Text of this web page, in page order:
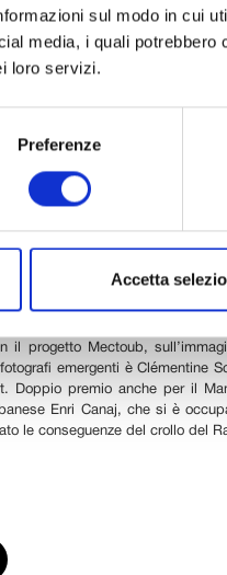
sul modo in cui
media, i quali
loro servizi.
Preferenze
Accetta
internazionali: World Press
realizzato per foto
Francesco Zizola, secondo
il progetto Mectoub,
emergenti è Clémentine
Doppio premio anche per il
Enri Canaj, che si è
le conseguenze del crollo del